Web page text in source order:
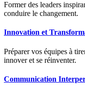
Former des leaders
conduire le changement.
Innovation et
Préparer vos équipes à
innover et se réinventer.
Communication